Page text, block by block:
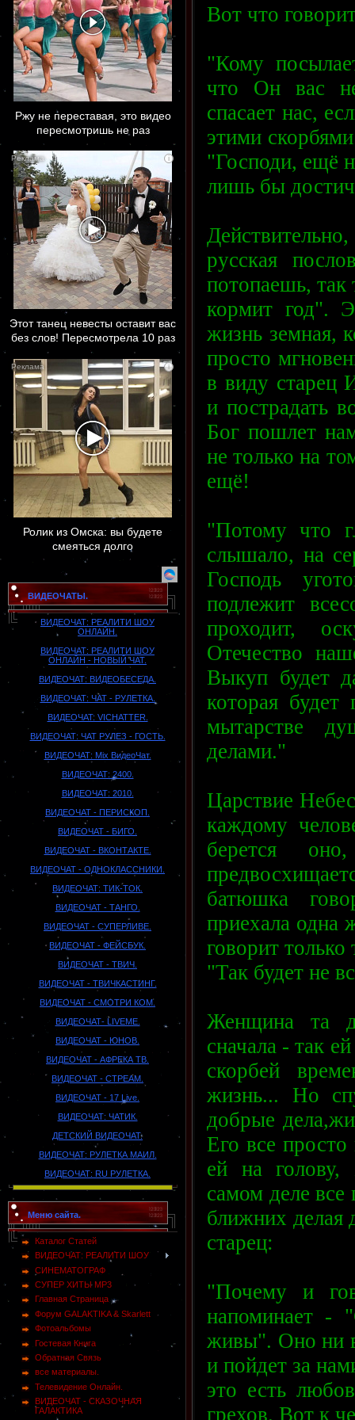
Ржу не переставая, это видео
пересмотришь не раз
i
Этот танец невесты оставит вас
без слов! Пересмотрела 10 раз
i
Ролик из Омска: вы будете
смеяться долго
ВИДЕОЧАТЫ.
ВИДЕОЧАТ: РЕАЛИТИ ШОУ
ОНЛАЙН.
ВИДЕОЧАТ: РЕАЛИТИ ШОУ
ОНЛАЙН - НОВЫЙ ЧАТ.
ВИДЕОЧАТ: ВИДЕОБЕСЕДА.
ВИДЕОЧАТ: ЧАТ - РУЛЕТКА.
BИДEOЧAT: VICHATTER.
ВИДЕОЧАТ: ЧАТ РУЛЕЗ - ГОСТЬ.
ВИДЕОЧАТ: Mix ВидеоЧат.
ВИДЕОЧАТ: 2400.
ВИДЕОЧАТ: 2010.
ВИДЕОЧАТ - ПЕРИСКОП.
ВИДЕОЧАТ - БИГО.
ВИДЕОЧАТ - ВКОНТАКТЕ.
ВИДЕОЧАТ - ОДНОКЛАССНИКИ.
ВИДЕОЧАТ: ТИК-ТОК.
ВИДЕОЧАТ - ТАНГО.
ВИДЕОЧАТ - СУПЕРЛИВЕ.
ВИДЕОЧАТ - ФЕЙСБУК.
ВИДЕОЧАТ - ТВИЧ.
ВИДЕОЧАТ - ТВИЧКАСТИНГ.
ВИДЕОЧАТ - СМОТРИ КОМ.
ВИДЕОЧАТ- LIVEME.
ВИДЕОЧАТ - ЮНОВ.
ВИДЕОЧАТ - АФРЕКА ТВ.
ВИДЕОЧАТ - СТРЕАМ.
ВИДЕОЧАТ - 17 Live.
ВИДЕОЧАТ: ЧАТИК.
ДЕТСКИЙ ВИДЕОЧАТ.
ВИДЕОЧАТ: РУЛЕТКА МАИЛ.
ВИДЕОЧАТ: RU РУЛЕТКА.
Меню сайта.
Каталог Статей
ВИДЕОЧАТ: РЕАЛИТИ ШОУ
СИНЕМАТОГРАФ
СУПЕР ХИТЫ MP3
Главная Страница
Форум GALAKTIKA & Skarlett
Фотоальбомы
Гостевая Книга
Обратная Связь
все материалы.
Телевидение Онлайн.
ВИДЕОЧАТ - СКАЗОЧНАЯ
ГАЛАКТИКА
Вот что
"Кому
что Он вас
спасает нас,
этими
"Господи, ещё
лишь бы
русская
потопаешь,
кормит год".
жизнь земная,
просто
в виду старец
и пострадать
Бог пошлет
не только на
ещё!
"Потому что
слышало, на
Господь
подлежит
проходит,
Отечество
Выкуп будет
которая
мытарстве
делами."
Царствие
каждому
берется
батюшка
приехала одна
говорит только
"Так будет не
Женщина та
сначала - так
скорбей
жизнь... Но
добрые
Его все
ей на голову,
самом деле все
ближних делая
старец:
"Почему и
напоминает -
живы". Оно ни в
и пойдет за
это есть
грехов. Вот к